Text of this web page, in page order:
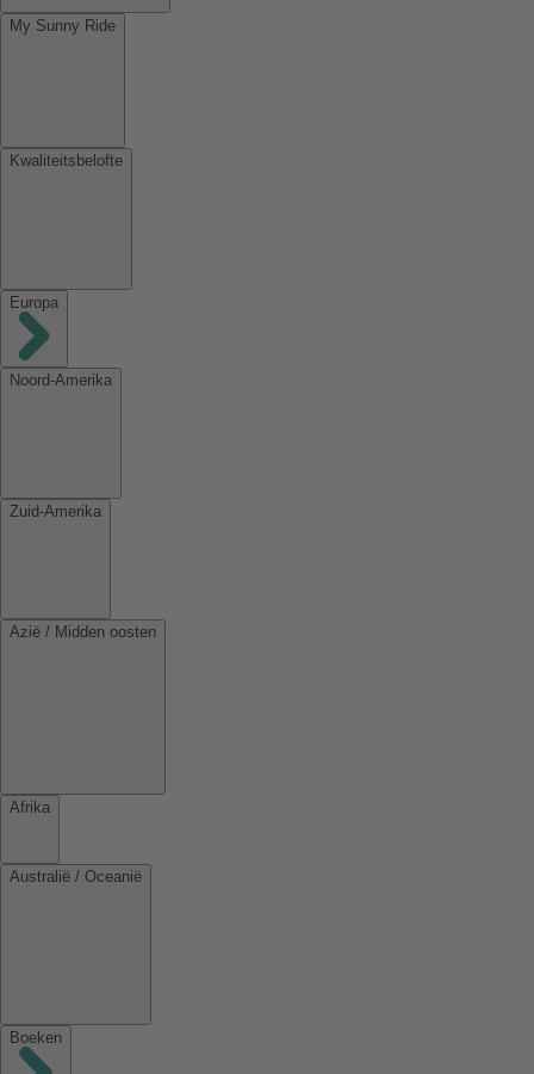
My Sunny Ride
Kwaliteitsbelofte
Europa
Noord-Amerika
Zuid-Amerika
Azië / Midden oosten
Afrika
Australië / Oceanië
Boeken